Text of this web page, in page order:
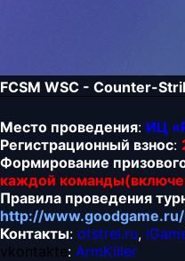
FCSM WSC - Counter-
Место проведения: ИЦ
Регистрационный взнос:
Формирование
каждой
Правила проведения
http://
Контакты: otstrel.ru,
vkontakte: ArmKiller